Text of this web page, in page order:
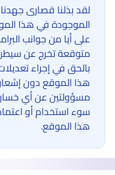
لقد بذلنا قصارى
الموجودة في هذا
على أيا من جوانب
متوقعة تخرج عن
بالحق في إجراء
هذا الموقع دون
مسؤولتين عن أي
سوء استخدام أو
هذا الموقع.